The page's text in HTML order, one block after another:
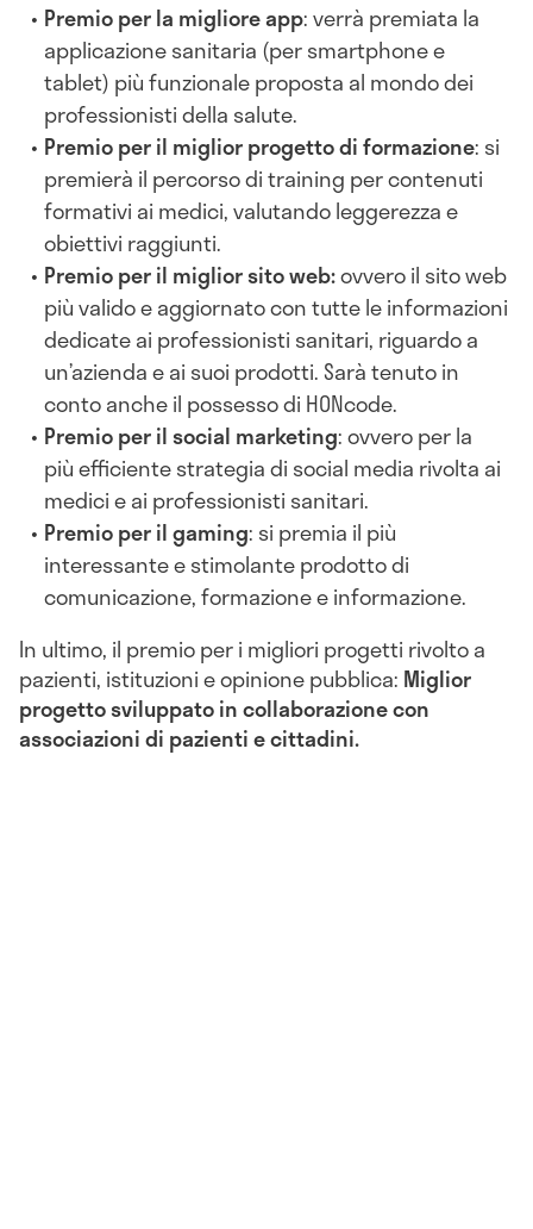
Premio per la migliore app: verrà premiata la
applicazione sanitaria (per smartphone e
tablet) più funzionale proposta al mondo dei
professionisti della salute.
Premio per il miglior progetto di formazione: si
premierà il percorso di training per contenuti
formativi ai medici, valutando leggerezza e
obiettivi raggiunti.
Premio per il miglior sito web:ovvero il sito web
più valido e aggiornato con tutte le informazioni
dedicate ai professionisti sanitari, riguardo a
un’azienda e ai suoi prodotti. Sarà tenuto in
conto anche il possesso di HONcode.
Premio per il social marketing: ovvero per la
più efficiente strategia di social media rivolta ai
medici e ai professionisti sanitari.
Premio per il gaming: si premia il più
interessante e stimolante prodotto di
comunicazione, formazione e informazione.
In ultimo, il premio per i migliori progetti rivolto a
pazienti, istituzioni e opinione pubblica: Miglior
progetto sviluppato in collaborazione con
associazioni di pazienti e cittadini.